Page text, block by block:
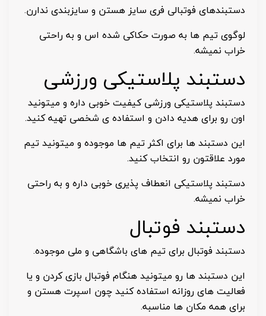
دستبندهای فوتبالی فری سایز هستن و سایزبندی ندارن.
لوگوی تیم ها به صورت حکاکی شده اس و به راحتی
خراب نمیشه.
دستبند پلاستیکی ورزشی
دستبند پلاستیکی ورزشی کیفیت خوبی داره و میتونید
اون رو برای هدیه دادن و استفاده ی شخصی تهیه کنید.
این دستبند ها برای اکثر تیم ها موجوده و میتونید تیم
مورد علاقتون رو انتخاب کنید.
دستبند پلاستیکی انعطاف پذیری خوبی داره و به راحتی
خراب نمیشه.
دستبند فوتبال
دستبند فوتبال برای تیم های باشگاهی و ملی موجوده.
این دستبند ها رو میتونید هنگام فوتبال بازی کردن و یا
فعالیت های روزانه استفاده کنید چون اسپرت هستن و
برای همه مکان ها مناسبه.